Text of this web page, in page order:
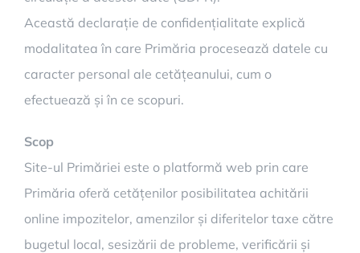
Această declarație de confidențialitate explică
modalitatea în care Primăria procesează datele cu
caracter personal ale cetățeanului, cum o
efectuează și în ce scopuri.
Scop
Site-ul Primăriei este o platformă web prin care
Primăria oferă cetățenilor posibilitatea achitării
online impozitelor, amenzilor și diferitelor taxe către
bugetul local, sesizării de probleme, verificării și